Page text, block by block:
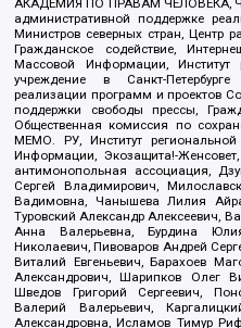
АКАДЕМИЯ ПО ПРАВАМ ЧЕЛОВЕКА,
административной поддержке
Министров северных стран, Центр
Гражданское содействие,
Массовой Информации,
учреждение в Санкт-
реализации программ и проектов
поддержки свободы прессы,
Общественная комиссия по
МЕМО. РУ, Институт
Информации, Экозащита!-
антимонопольная ассоциация,
Сергей Владимирович,
Вадимовна, Чанышева Лилия
Туровский Александр Алексеевич,
Анна Валерьевна, Бурдина
Николаевич, Пивоваров Андрей
Виталий Евгеньевич, Барахоев
Александрович, Шарипков Олег
Шведов Григорий Сергеевич,
Валерий Валерьевич,
Александровна, Исламов Тимур